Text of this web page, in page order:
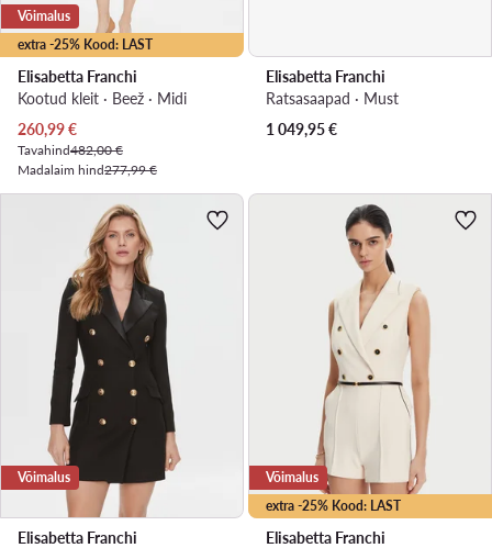
extra -25% Kood: LAST
Võimalus
Elisabetta Franchi
Kootud kleit · Beež · Midi
Praegune hind
260,99€
Tavahind482,00 €
Madalaim hind277,99 €
Elisabetta Franchi
Ratsasaapad · Must
1 049,95€
Võimalus
Elisabetta Franchi
extra -25% Kood: LAST
Võimalus
Elisabetta Franchi